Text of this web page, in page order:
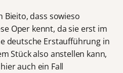
Bieito, dass sowieso
Oper kennt, da sie erst im
deutsche Erstaufführung in
Stück also anstellen kann,
auch ein Fall